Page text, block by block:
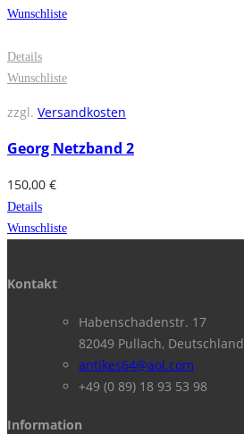
Wunschliste
Details
Wunschliste
zzgl. Versandkosten
Georg Netzband 2
150,00 €
Details
Wunschliste
Kontakt
Habenschadenstr. 17
82049 Pullach, Deutschland
antikes64@aol.com
+49 (0 89) 18 93 53 98
Information